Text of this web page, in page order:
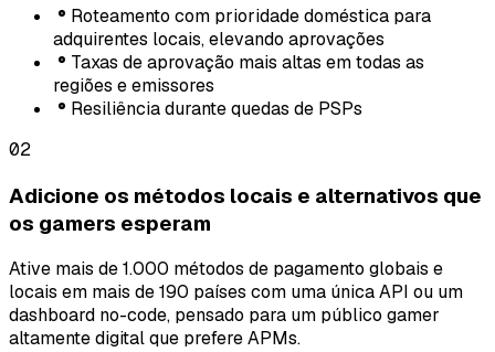
Roteamento com prioridade doméstica para
adquirentes locais, elevando aprovações
Taxas de aprovação mais altas em todas as
regiões e emissores
Resiliência durante quedas de PSPs
02
Adicione os métodos locais e alternativos que
os gamers esperam
Ative mais de 1.000 métodos de pagamento globais e
locais em mais de 190 países com uma única API ou um
dashboard no-code, pensado para um público gamer
altamente digital que prefere APMs.